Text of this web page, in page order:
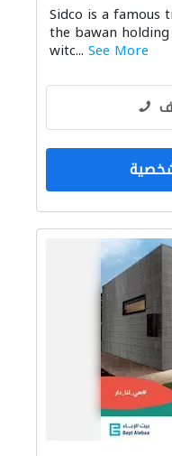
Sidco is a famous
the bawan
witc... See More